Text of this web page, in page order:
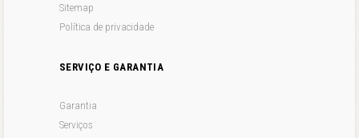
Sitemap
Política de privacidade
SERVIÇO E GARANTIA
Garantia
Serviços